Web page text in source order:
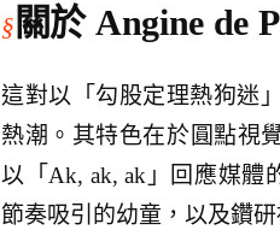
關於 Angine de
這對以「勾股定理熱狗迷
熱潮。其特色在於圓點視
以「Ak, ak, ak」回應媒體
節奏吸引的幼童，以及鑽